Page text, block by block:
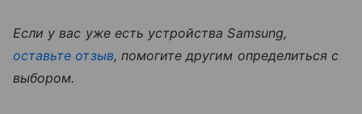
Если у вас уже есть устройства Samsung,
оставьте отзыв, помогите другим определиться с
выбором.